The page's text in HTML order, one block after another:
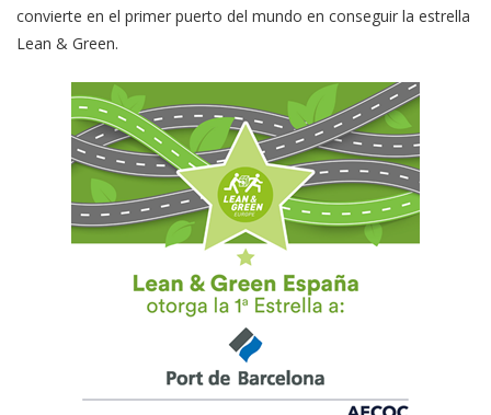
convierte en el primer puerto del mundo en conseguir la estrella
Lean & Green.